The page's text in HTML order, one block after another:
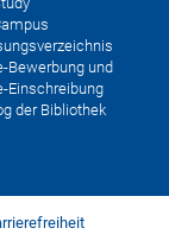
Bewerbung und
Einschreibung
der Bibliothek